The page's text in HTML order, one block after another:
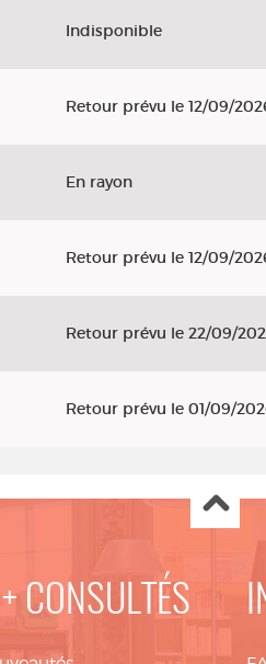
Indisponible
Retour prévu le 12/09/
En rayon
Retour prévu le 12/09/
Retour prévu le 22/09/
Retour prévu le 01/09/
CONSULTÉS